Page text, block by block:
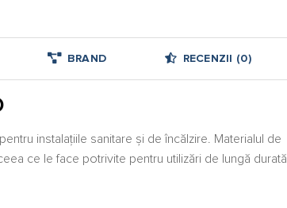
BRAND RECENZII (0)
instalațiile sanitare și de încălzire. Materialul de
ce le face potrivite pentru utilizări de lungă durată